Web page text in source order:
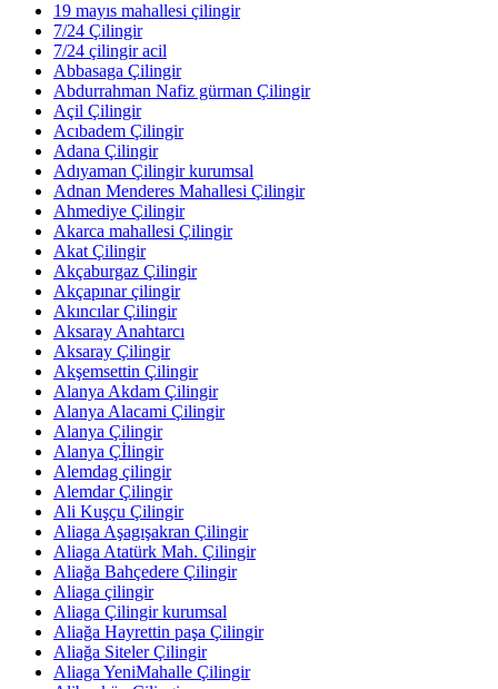
19 mayıs mahallesi çilingir
7/24 Çilingir
7/24 çilingir acil
Abbasaga Çilingir
Abdurrahman Nafiz gürman Çilingir
Açil Çilingir
Acıbadem Çilingir
Adana Çilingir
Adıyaman Çilingir kurumsal
Adnan Menderes Mahallesi Çilingir
Ahmediye Çilingir
Akarca mahallesi Çilingir
Akat Çilingir
Akçaburgaz Çilingir
Akçapınar çilingir
Akıncılar Çilingir
Aksaray Anahtarcı
Aksaray Çilingir
Akşemsettin Çilingir
Alanya Akdam Çilingir
Alanya Alacami Çilingir
Alanya Çilingir
Alanya Çİlingir
Alemdag çilingir
Alemdar Çilingir
Ali Kuşçu Çilingir
Aliaga Aşagışakran Çilingir
Aliaga Atatürk Mah. Çilingir
Aliağa Bahçedere Çilingir
Aliaga çilingir
Aliaga Çilingir kurumsal
Aliağa Hayrettin paşa Çilingir
Aliağa Siteler Çilingir
Aliaga YeniMahalle Çilingir